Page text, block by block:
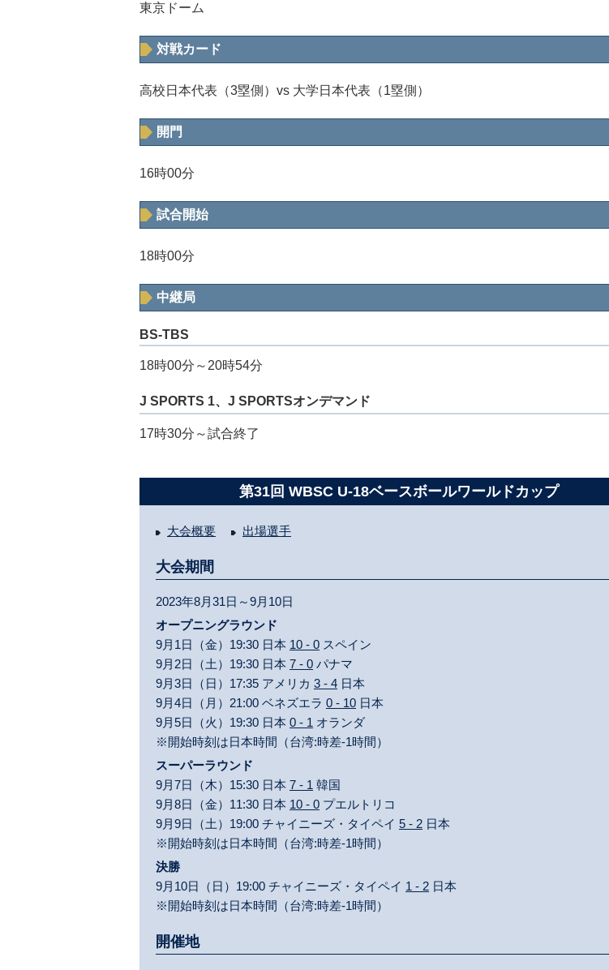
東京ドーム
対戦カード
高校日本代表（3塁側）vs 大学日本代表（1塁側）
開門
16時00分
試合開始
18時00分
中継局
BS-TBS
18時00分～20時54分
J SPORTS 1、J SPORTSオンデマンド
17時30分～試合終了
第31回 WBSC U-18ベースボールワールドカップ
大会概要 出場選手
大会期間
2023年8月31日～9月10日
オープニングラウンド
9月1日（金）19:30 日本 10 - 0 スペイン
9月2日（土）19:30 日本 7 - 0 パナマ
9月3日（日）17:35 アメリカ 3 - 4 日本
9月4日（月）21:00 ベネズエラ 0 - 10 日本
9月5日（火）19:30 日本 0 - 1 オランダ
※開始時刻は日本時間（台湾:時差-1時間）
スーパーラウンド
9月7日（木）15:30 日本 7 - 1 韓国
9月8日（金）11:30 日本 10 - 0 プエルトリコ
9月9日（土）19:00 チャイニーズ・タイペイ 5 - 2 日本
※開始時刻は日本時間（台湾:時差-1時間）
決勝
9月10日（日）19:00 チャイニーズ・タイペイ 1 - 2 日本
※開始時刻は日本時間（台湾:時差-1時間）
開催地